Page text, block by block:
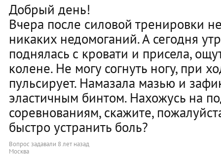
Добрый день!
Вчера после силовой тренировки
никаких недомоганий. А сегодня
поднялась с кровати и присела,
колене. Не могу согнуть ногу, при
пульсирует. Намазала мазью и
эластичным бинтом. Нахожусь на
соревнованиям, скажите,
быстро устранить боль?
Вопрос задавали 8 лет назад
Москва